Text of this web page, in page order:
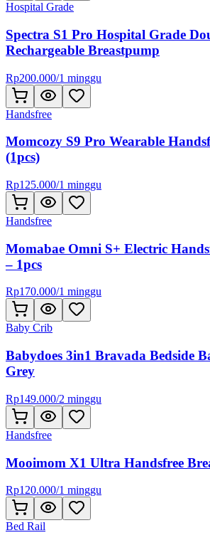
Hospital Grade
Spectra S1 Pro Hospital Grade
Rechargeable Breastpump
Rp200.000/1 minggu
Handsfree
Momcozy S9 Pro Wearable
(1pcs)
Rp125.000/1 minggu
Handsfree
Momabae Omni S+ Electric
– 1pcs
Rp170.000/1 minggu
Baby Crib
Babydoes 3in1 Bravada Bedside
Grey
Rp149.000/2 minggu
Handsfree
Mooimom X1 Ultra Handsfree
Rp120.000/1 minggu
Bed Rail